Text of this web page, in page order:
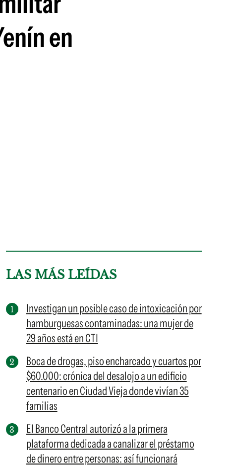
en
LAS MÁS LEÍDAS
Investigan un posible caso de intoxicación por
hamburguesas contaminadas: una mujer de
29 años está en CTI
Boca de drogas, piso encharcado y cuartos por
$60.000: crónica del desalojo a un edificio
centenario en Ciudad Vieja donde vivían 35
familias
El Banco Central autorizó a la primera
plataforma dedicada a canalizar el préstamo
de dinero entre personas: así funcionará